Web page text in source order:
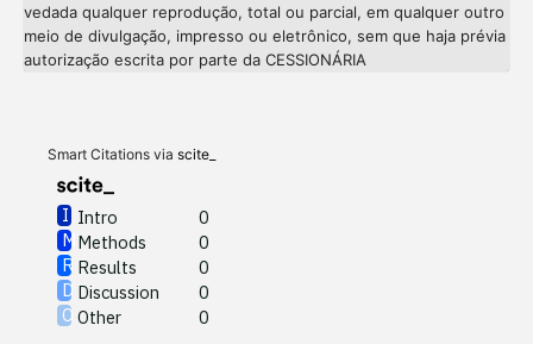
vedada qualquer reprodução, total ou parcial, em qualquer outro
meio de divulgação, impresso ou eletrônico, sem que haja prévia
autorização escrita por parte da CESSIONÁRIA
Smart Citations via scite_
Intro
0
Methods
0
Results
0
Discussion
0
Other
0
Intro